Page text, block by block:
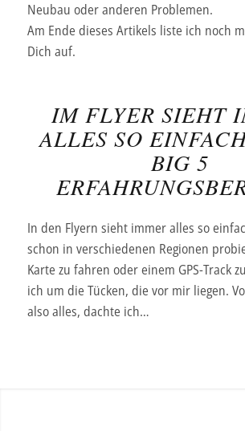
Neubau oder anderen Problemen.
Am Ende dieses Artikels liste ich noch
Dich auf.
IM FLYER SIEHT
ALLES SO
BIG 5
In den Flyern sieht immer alles so
schon in verschiedenen Regionen
Karte zu fahren oder einem GPS-Track
ich um die Tücken, die vor mir liegen.
also alles, dachte ich…